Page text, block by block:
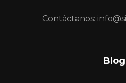
Contáctanos:
Blog